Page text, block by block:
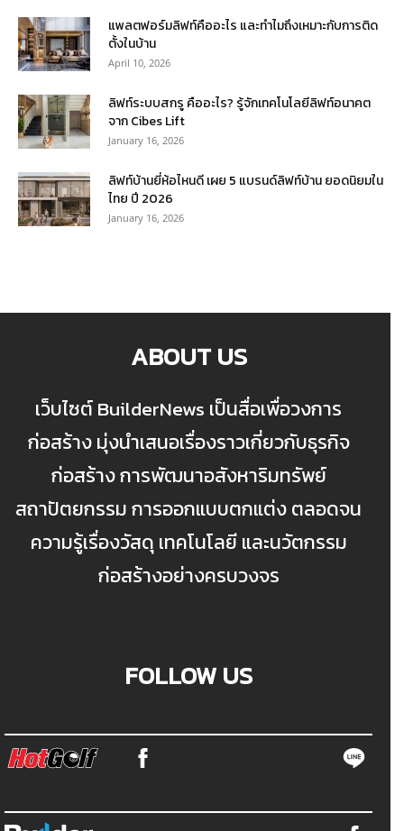
แพลตฟอร์มลิฟท์คืออะไร และทำไมถึงเหมาะกับการติด
ตั้งในบ้าน
April 10, 2026
ลิฟท์ระบบสกรู คืออะไร? รู้จักเทคโนโลยีลิฟท์อนาคต
จาก Cibes Lift
January 16, 2026
ลิฟท์บ้านยี่ห้อไหนดี เผย 5 แบรนด์ลิฟท์บ้าน ยอดนิยมใน
ไทย ปี 2026
January 16, 2026
ABOUT US
เว็บไซต์ BuilderNews เป็นสื่อเพื่อวงการ
ก่อสร้าง มุ่งนำเสนอเรื่องราวเกี่ยวกับธุรกิจ
ก่อสร้าง การพัฒนาอสังหาริมทรัพย์
สถาปัตยกรรม การออกแบบตกแต่ง ตลอดจน
ความรู้เรื่องวัสดุ เทคโนโลยี และนวัตกรรม
ก่อสร้างอย่างครบวงจร
FOLLOW US